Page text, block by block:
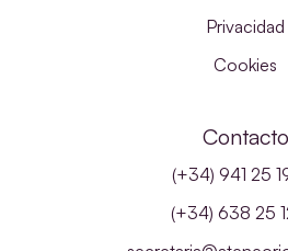
Privacidad
Cookies
Contacto
(+34) 941 25
(+34) 638 25